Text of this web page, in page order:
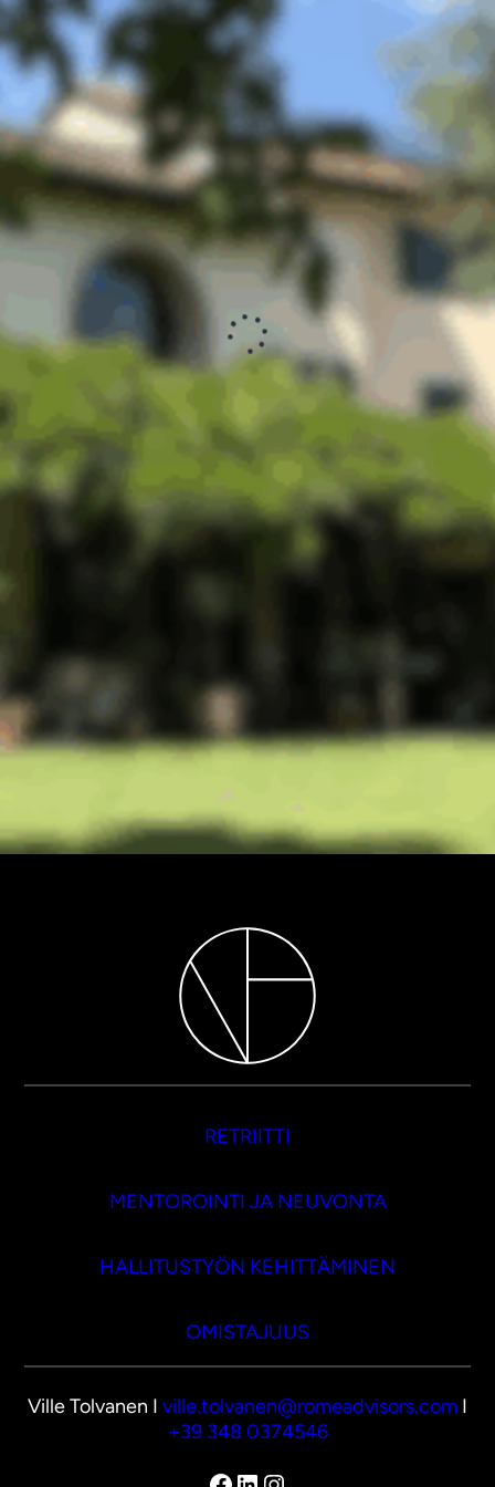
RETRIITTI
MENTOROINTI JA NEUVONTA
HALLITUSTYÖN KEHITTÄMINEN
OMISTAJUUS
Ville Tolvanen I ville.tolvanen@romeadvisors.com I
+39 348 0374546